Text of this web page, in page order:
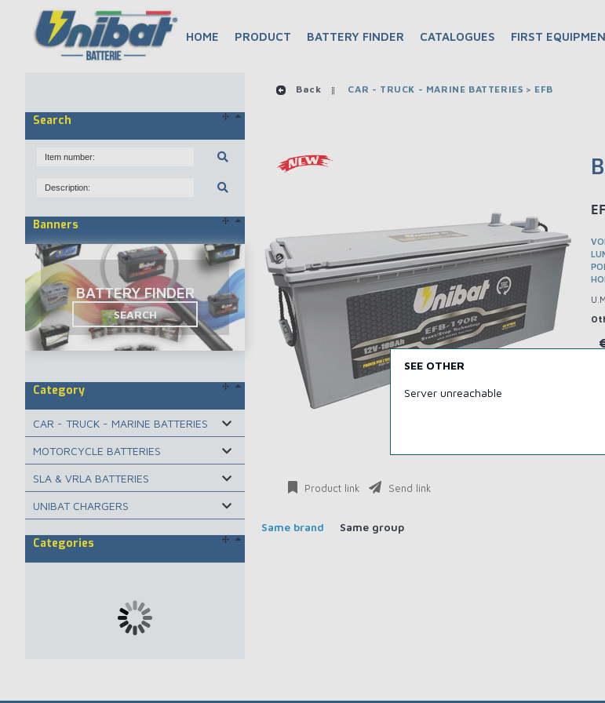
HOME PRODUCT BATTERY FINDER CATALOGUES FIRST
Search
Banners
BATTERY FINDER
SEARCH
Category
CAR - TRUCK - MARINE BATTERIES
MOTORCYCLE BATTERIES
SLA & VRLA BATTERIES
UNIBAT CHARGERS
Categories
Back CAR - TRUCK - MARINE BATTERIES > EFB
Product link Send link
Same brand Same group
SEE OTHER
Server unreachable